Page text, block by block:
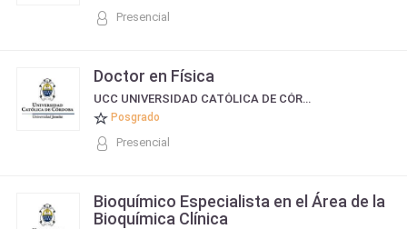
Presencial
Doctor en Física
UCC UNIVERSIDAD CATÓLICA DE CÓRDOBA
Posgrado
Presencial
Bioquímico Especialista en el Área de la
Bioquímica Clínica